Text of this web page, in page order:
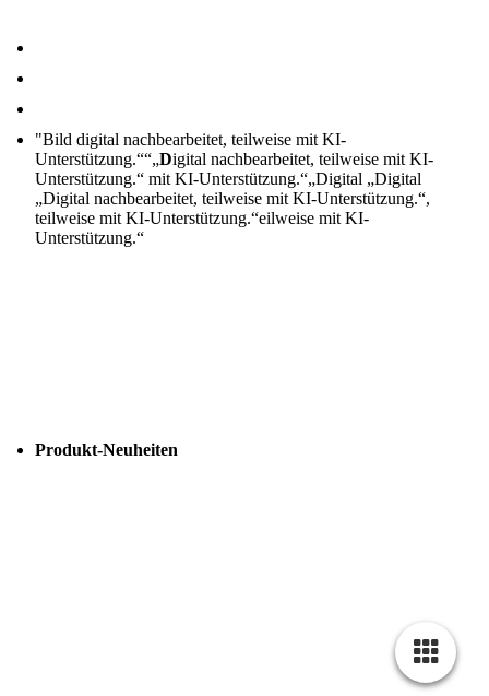
"Bild digital nachbearbeitet, teilweise mit KI-
Unterstützung.““„Digital nachbearbeitet, teilweise mit KI-
Unterstützung.“ mit KI-Unterstützung.“„Digital „Digital
„Digital nachbearbeitet, teilweise mit KI-Unterstützung.“,
teilweise mit KI-Unterstützung.“eilweise mit KI-
Unterstützung.“
Produkt-Neuheiten